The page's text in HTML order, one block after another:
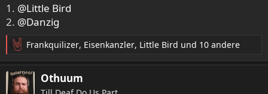
n
:
1. @Little Bird
2. @Danzig
R
e
a
k
Frankquilizer, Eisenkanzler, Little Bird und 10 andere
Othuum